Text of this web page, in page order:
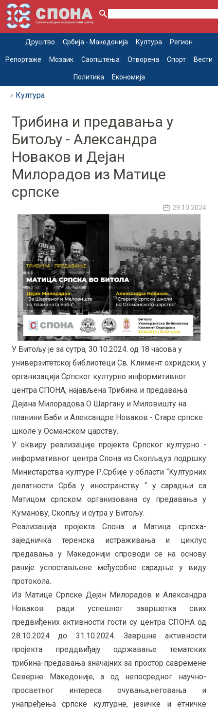
Друштво Србија - Македонија Култура Регион
Репортаже Мозаик Саопштења Отворена Спорт Вести
Политика Економија
Култура
Трибина и предавања у
Битољу - Александра
Новаков и Дејан
Милорадов из Матице
српске
29.10.2024
У Битољу је за сутра, 30.10.2024. од 18 часова у
универзитетској библиотеци Св. Климент охридски, у
организацији Српског културно информитивног
центра СПОНА, најављена Трибина и предавања
Дејана Милорадова О Шаргану и Миловишту на
планини Баби и Александре Новаков - Старе српске
школе у Османском царству.
У оквиру реализације пројекта Српског културно -
информативног центра Спона из Скопља,уз подршку
Министарства културе Р.Србије у области “Kултурних
делатности Срба у иностранству “ у сарадњи са
Матицом српском организована су предавања у
Куманову, Скопљу и сутра у Битољу.
Реализација пројекта Спона и Матица српска-
заједничка теренска истраживања и циклус
предавања у Македонији спроводи се на основу
раније успостављене међусобне сарадње у виду
протокола.
Из Матице Српске Дејан Милорадов и Александра
Новаков ради успешног завршетка свих
предвиђених активности гости су центра СПОНА од
28.10.2024 до 31.10.2024. Завршне активности
пројекта преддвиђају одржавање тематских
трибина-предавања значајних за простор савремене
Северне Македоније, а од непосредног научно-
просветног интереса очувања,неговања и
унапређења српске културне, језичке и етничке